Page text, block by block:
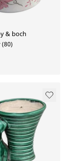
& boch
(80)